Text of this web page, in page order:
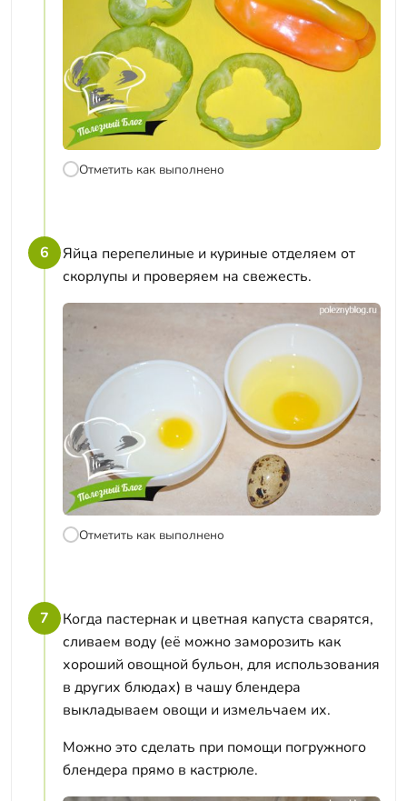
Отметить как выполнено
6
Яйца перепелиные и куриные отделяем от
скорлупы и проверяем на свежесть.
Отметить как выполнено
7
Когда пастернак и цветная капуста сварятся,
сливаем воду (её можно заморозить как
хороший овощной бульон, для использования
в других блюдах) в чашу блендера
выкладываем овощи и измельчаем их.
Можно это сделать при помощи погружного
блендера прямо в кастрюле.